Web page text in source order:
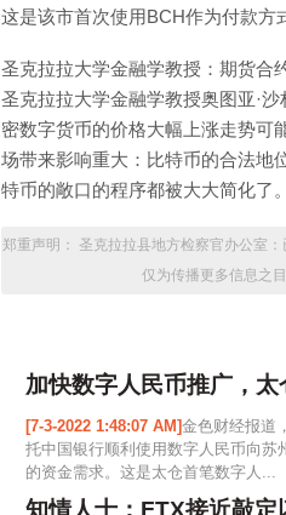
这是该市首次使用BCH作为付款方
圣克拉拉大学金融学教授：期货合
圣克拉拉大学金融学教授奥图亚·
密数字货币的价格大幅上涨走势可
场带来影响重大：比特币的合法地
特币的敞口的程序都被大大简化了
郑重声明： 圣克拉拉县地方检察官办公室
仅为传播更多信息之
加快数字人民币推广，
[7-3-2022 1:48:07 AM]金色财经报道
托中国银行顺利使用数字人民币向苏
的资金需求。这是太仓首笔数字人...
知情人士：FTX接近敲